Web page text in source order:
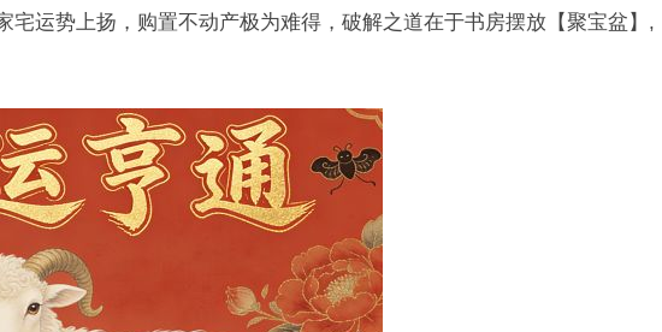
宅运势上扬，购置不动产极为难得，破解之道在于书房摆放【聚宝盆】,